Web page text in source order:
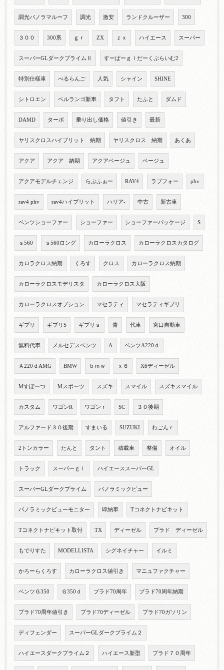
調光パノラマルーフ 調光 激安 ランドクルーザー 300
３００ 300系 ｇｒ ZX ｚｘ ハイエース スーパー
スーパーGLダークプライムⅡ すーぱーｇｌだーくぷらいむ2
特別仕様車 べるらんご 人気 シャイン SHINE
シトロエン ベルランゴ新車 タフト たふと ダムド
DAMD ターボ 乗り出し価格 値引き 最新
ヤリスクロスハイブリット 納期 ヤリスクロス 納期 あくあ
アクア アクア 納期 アクアベージュ ベージュ
アクアモデルチェンジ らぶふぉー RAV4 ラブフォー phv
rav4 phv rav4ハイブリット ハリア- 中古 新古車
ベンツショーファー ショーファー ショーファーパッケージ S
ｓ560 ｓ560ロング カローラクロス カローラクロスカタログ
カロラクロス納期 くろす クロス カローラクロス納期
カローラクロスモデリスタ カローラクロス大阪
カローラクロスオプション マセラティ マセラティギブリ
ギブリ ギブリS ギブリｓ 青 代車 宮口自動車
無料代車 メルセデスベンツ A ベンツA220ｄ
Ａ220ｄAMG BMW ｂｍｗ ｘ６ X6ディーゼル
Mすぽーつ Mスポーツ スズキ スマイル スズキスマイル
カスタム ワゴンR ワゴンｒ SC ３０後期
アルファード３０後期 すまいる SUZUKI わごんｒ
2トンカラー たんと タント 積載車 整備 オイル
トラック スーパーｇｌ ハイエーススーパーGL
スーパーGLダークプライム パノラミックビュー
パノラミックビューモニター 即納車 Tコネクトナビキット
Tコネクトナビキット取付 TX ディーゼル プラド ディーゼル
もでりすた MODELLISTA シグネイチャー イルミ
かろーらくろす カローラクロス値引き マニュファクチャー
ベンツＧ350 Ｇ350ｄ プラド70周年 プラド70周年納期
プラド70周年値引き プラド70ディーゼル プラド70ガソリン
ディフェンダー スーパーGLダークプライム２
ハイエースダークプライム２ ハイエース新型 プラド７０周年